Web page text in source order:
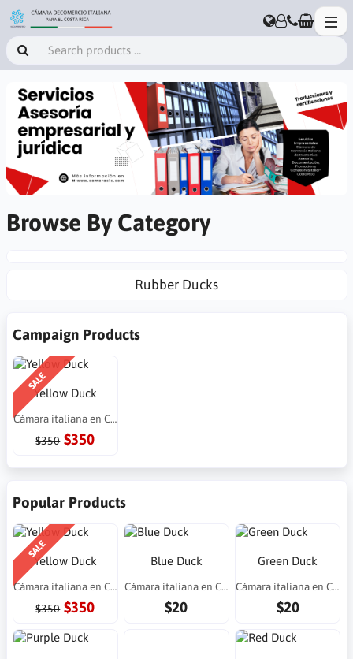
Browse By Category
Rubber Ducks
Campaign Products
SALE
Yellow Duck
Cámara italiana en Costa Rica
$350 $350
Popular Products
SALE
Yellow Duck
Cámara italiana en Costa Rica
$350 $350
Blue Duck
Cámara italiana en Costa Rica
$20
Green Duck
Cámara italiana en Costa Rica
$20